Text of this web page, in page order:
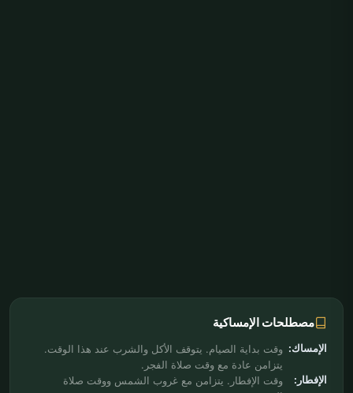
مصطلحات الإمساكية
الإمساك: وقت بداية الصيام. يتوقف الأكل والشرب عند هذا الوقت.
يتزامن عادة مع وقت صلاة الفجر.
الإفطار:
وقت الإفطار. يتزامن مع غروب الشمس ووقت صلاة